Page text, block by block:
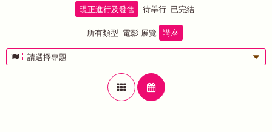
現正進行及發售 待舉行 已完結
所有類型 電影 展覽 講座
請選擇專題